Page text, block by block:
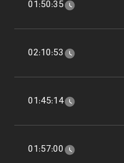
01:50:35
02:10:53
01:45:14
01:57:00